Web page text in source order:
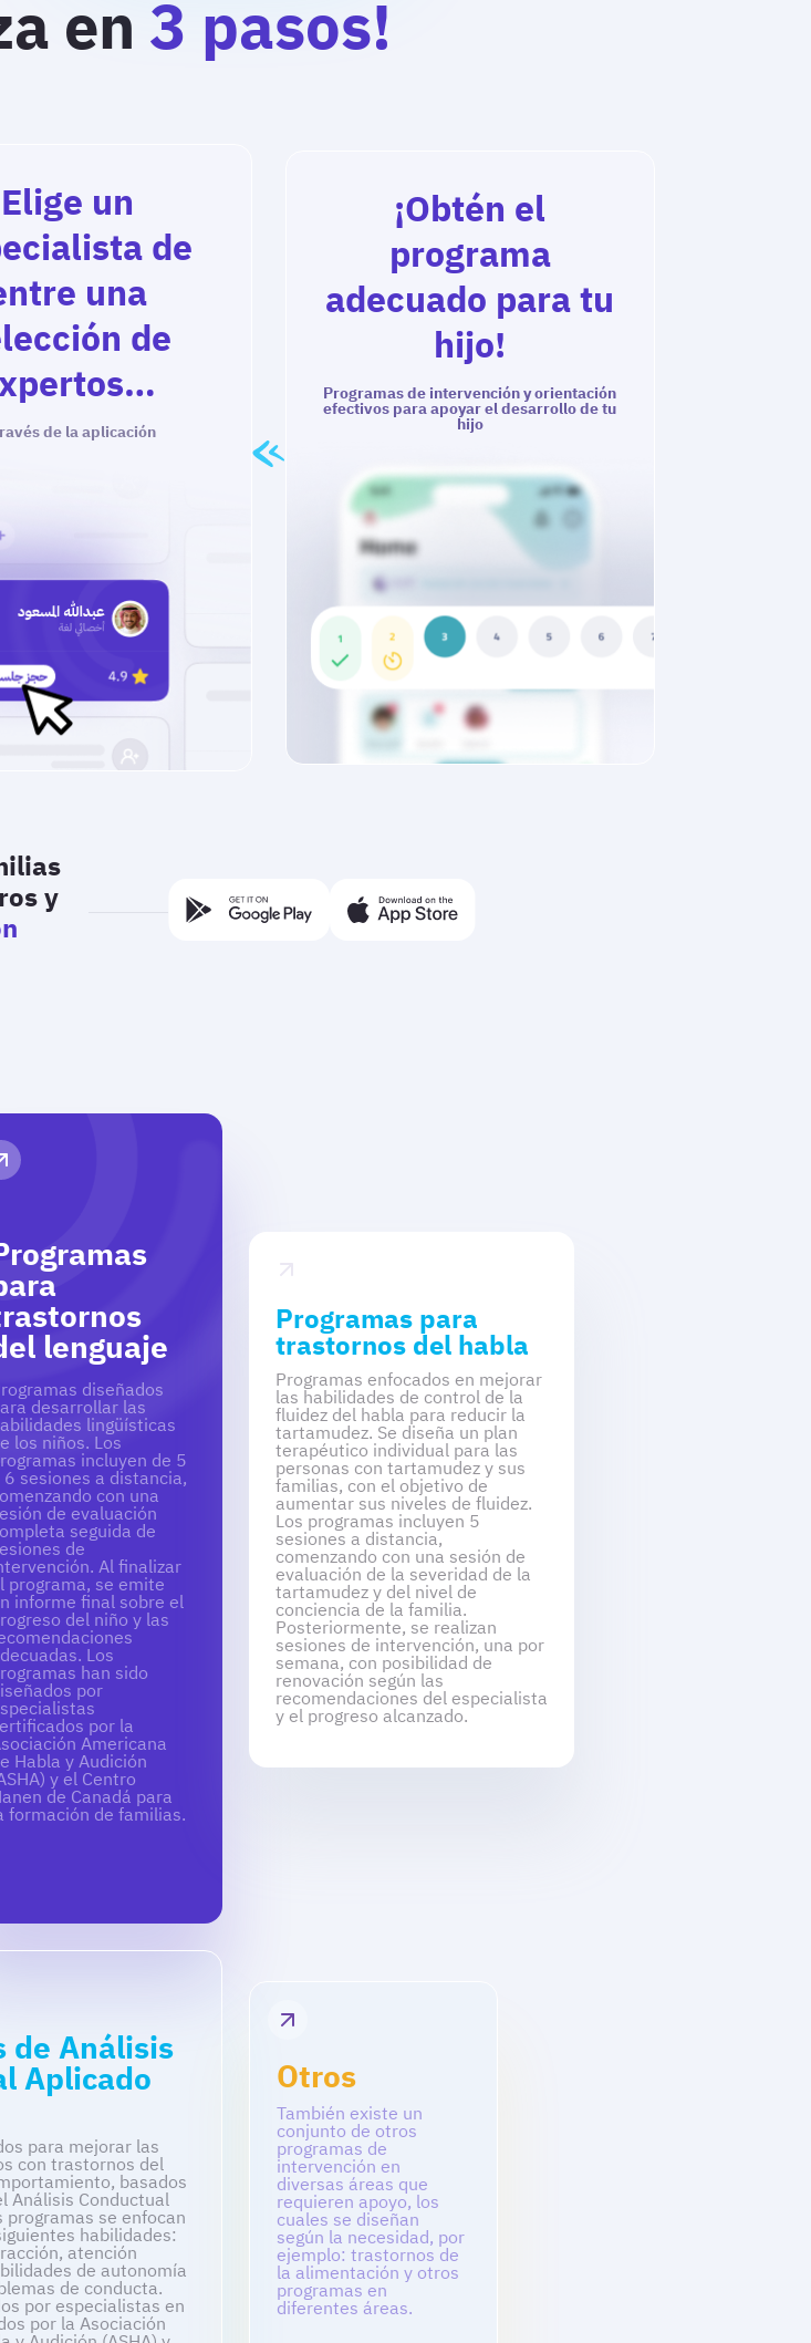
en 3 pasos!
Elige un
de
una
de
de la aplicación
¡Obtén el
programa
adecuado para tu
hijo!
Programas de intervención y orientación
efectivos para apoyar el desarrollo de tu
hijo
y
lenguaje
diseñados
desarrollar las
lingüísticas
los niños. Los
incluyen de 5
6 sesiones a distancia,
con una
de evaluación
seguida de
de
Al finalizar
programa, se emite
informe final sobre el
del niño y las
Los
han sido
por
por la
Americana
Habla y Audición
y el Centro
de Canadá para
formación de familias.
de Análisis
Aplicado
para mejorar las
con trastornos del
basados
Análisis Conductual
programas se enfocan
habilidades:
atención
de autonomía
de conducta.
por especialistas en
por la Asociación
Programas para
trastornos del habla
Programas enfocados en mejorar
las habilidades de control de la
fluidez del habla para reducir la
tartamudez. Se diseña un plan
terapéutico individual para las
personas con tartamudez y sus
familias, con el objetivo de
aumentar sus niveles de fluidez.
Los programas incluyen 5
sesiones a distancia,
comenzando con una sesión de
evaluación de la severidad de la
tartamudez y del nivel de
conciencia de la familia.
Posteriormente, se realizan
sesiones de intervención, una por
semana, con posibilidad de
renovación según las
recomendaciones del especialista
y el progreso alcanzado.
Otros
También existe un
conjunto de otros
programas de
intervención en
diversas áreas que
requieren apoyo, los
cuales se diseñan
según la necesidad, por
ejemplo: trastornos de
la alimentación y otros
programas en
diferentes áreas.